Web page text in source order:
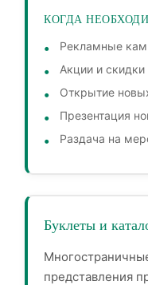
КОГДА
Рекламные
Акции и скидки
Открытие
Презентация
Раздача на
Буклеты и
представления